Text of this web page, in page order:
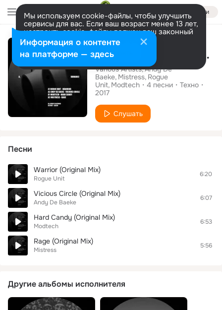
Войти
Мы используем cookie-файлы, чтобы улучшить
сервисы для вас. Если ваш возраст менее 13 лет,
настроить cookie-файлы должен ваш законный
представитель. Больше информации
Разрешить все Настроить Techno Injection, Vol. 2
Various Artists Andy De
Baeke Mistress Rogue
Unit Modtech 4 песни
Техно
2017
Слушать
Песни
Warrior (Original Mix)
Rogue Unit
6:20
Vicious Circle (Original Mix)
Andy De Baeke
6:07
Hard Candy (Original Mix)
Modtech
6:53
Rage (Original Mix)
Mistress
5:56
Другие альбомы исполнителя
Информация о контенте
на платформе — здесь